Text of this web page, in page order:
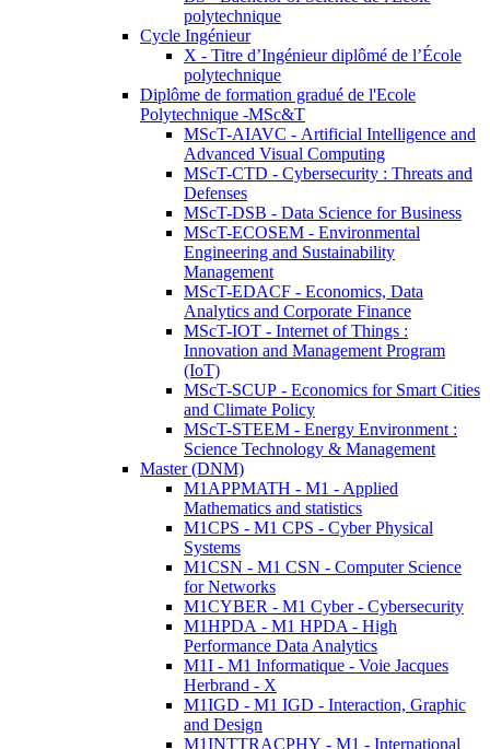
polytechnique
Cycle Ingénieur
X - Titre d’Ingénieur diplômé de l’École
polytechnique
Diplôme de formation gradué de l'Ecole
Polytechnique -MSc&T
MScT-AIAVC - Artificial Intelligence and
Advanced Visual Computing
MScT-CTD - Cybersecurity : Threats and
Defenses
MScT-DSB - Data Science for Business
MScT-ECOSEM - Environmental
Engineering and Sustainability
Management
MScT-EDACF - Economics, Data
Analytics and Corporate Finance
MScT-IOT - Internet of Things :
Innovation and Management Program
(IoT)
MScT-SCUP - Economics for Smart Cities
and Climate Policy
MScT-STEEM - Energy Environment :
Science Technology & Management
Master (DNM)
M1APPMATH - M1 - Applied
Mathematics and statistics
M1CPS - M1 CPS - Cyber Physical
Systems
M1CSN - M1 CSN - Computer Science
for Networks
M1CYBER - M1 Cyber - Cybersecurity
M1HPDA - M1 HPDA - High
Performance Data Analytics
M1I - M1 Informatique - Voie Jacques
Herbrand - X
M1IGD - M1 IGD - Interaction, Graphic
and Design
M1INTTRACPHY - M1 - International